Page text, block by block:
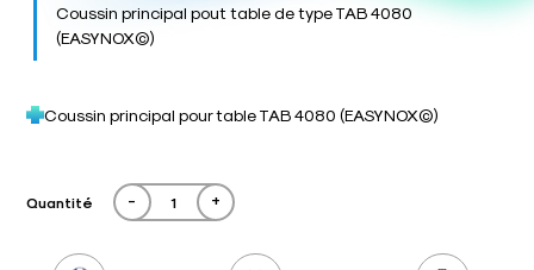
Coussin principal pout table de type TAB 4080
(EASYNOX©)
Coussin principal pour table TAB 4080 (EASYNOX©)
Quantité - +